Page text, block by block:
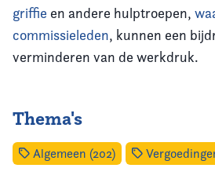
griffie en andere hulptroepen,
commissieleden, kunnen een
verminderen van de werkdruk.
Thema's
Algemeen (202)